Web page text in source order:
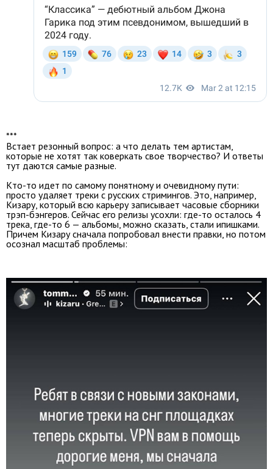
***
Встает резонный вопрос: а что делать тем артистам,
которые не хотят так коверкать свое творчество? И ответы
тут даются самые разные.
Кто-то идет по самому понятному и очевидному пути:
просто удаляет треки с русских стримингов. Это, например,
Кизару, который всю карьеру записывает часовые сборники
трэп-бэнгеров. Сейчас его релизы усохли: где-то осталось 4
трека, где-то 6 — альбомы, можно сказать, стали ипишками.
Причем Кизару сначала попробовал внести правки, но потом
осознал масштаб проблемы: